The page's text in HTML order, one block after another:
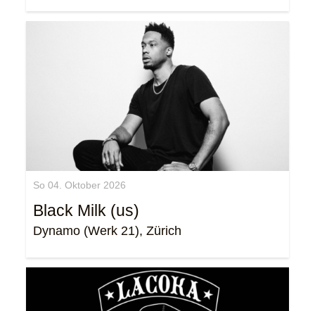
So 04. Oktober 2026
Black Milk (us)
Dynamo (Werk 21), Zürich